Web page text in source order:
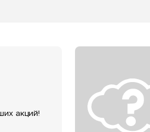
акций!